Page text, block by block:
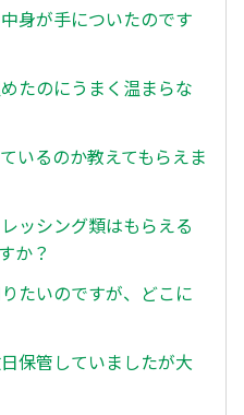
身が手についたのです
たのにうまく温まらな
いるのか教えてもらえま
ッシング類はもらえる
か？
たいのですが、どこに
保管していましたが大